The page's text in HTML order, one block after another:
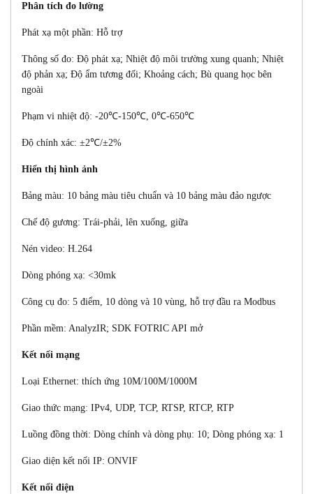
Phân tích đo lường
Phát xạ một phần: Hỗ trợ
Thông số đo: Độ phát xạ; Nhiệt độ môi trường xung quanh; Nhiệt
độ phản xạ; Độ ẩm tương đối; Khoảng cách; Bù quang học bên
ngoài
Phạm vi nhiệt độ: -20℃-150℃, 0℃-650℃
Độ chính xác: ±2℃/±2%
Hiển thị hình ảnh
Bảng màu: 10 bảng màu tiêu chuẩn và 10 bảng màu đảo ngược
Chế độ gương: Trái-phải, lên xuống, giữa
Nén video: H.264
Dòng phóng xạ: <30mk
Công cụ đo: 5 điểm, 10 dòng và 10 vùng, hỗ trợ đầu ra Modbus
Phần mềm: AnalyzIR; SDK FOTRIC API mở
Kết nối mạng
Loại Ethernet: thích ứng 10M/100M/1000M
Giao thức mạng: IPv4, UDP, TCP, RTSP, RTCP, RTP
Luồng đồng thời: Dòng chính và dòng phụ: 10; Dòng phóng xạ: 1
Giao diện kết nối IP: ONVIF
Kết nối điện